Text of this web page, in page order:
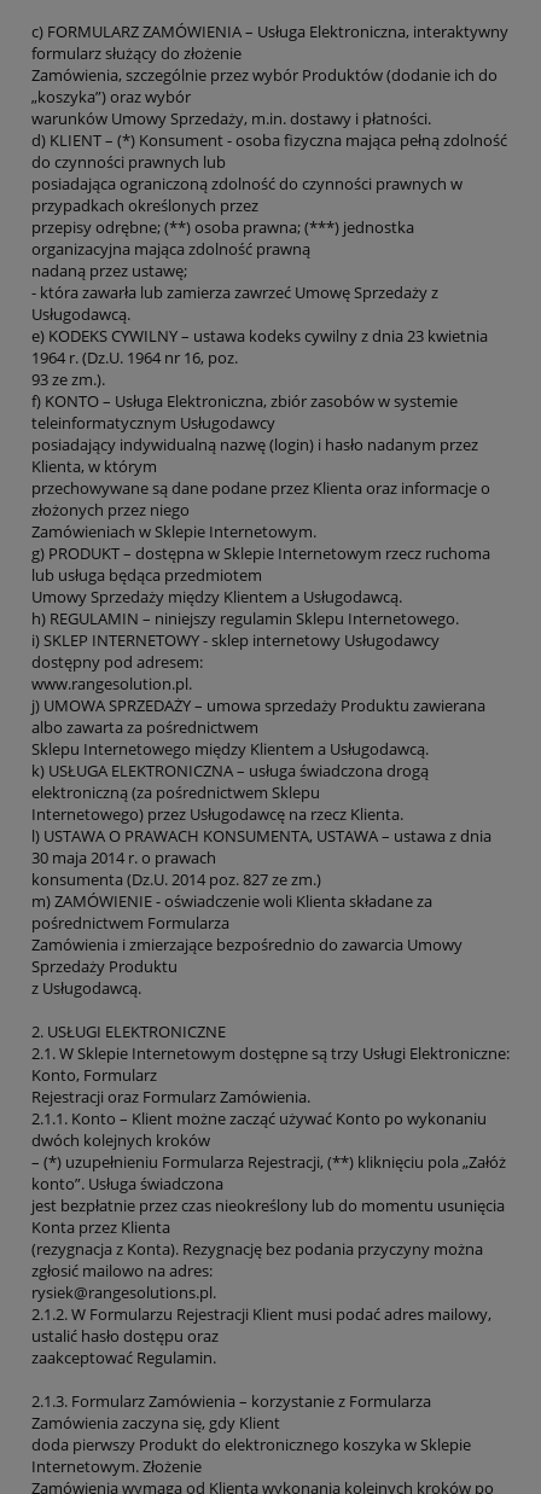
c) FORMULARZ ZAMÓWIENIA – Usługa Elektroniczna, interaktywny
formularz służący do złożenie
Zamówienia, szczególnie przez wybór Produktów (dodanie ich do
„koszyka”) oraz wybór
warunków Umowy Sprzedaży, m.in. dostawy i płatności.
d) KLIENT – (*) Konsument - osoba fizyczna mająca pełną zdolność
do czynności prawnych lub
posiadająca ograniczoną zdolność do czynności prawnych w
przypadkach określonych przez
przepisy odrębne; (**) osoba prawna; (***) jednostka
organizacyjna mająca zdolność prawną
nadaną przez ustawę;
- która zawarła lub zamierza zawrzeć Umowę Sprzedaży z
Usługodawcą.
e) KODEKS CYWILNY – ustawa kodeks cywilny z dnia 23 kwietnia
1964 r. (Dz.U. 1964 nr 16, poz.
93 ze zm.).
f) KONTO – Usługa Elektroniczna, zbiór zasobów w systemie
teleinformatycznym Usługodawcy
posiadający indywidualną nazwę (login) i hasło nadanym przez
Klienta, w którym
przechowywane są dane podane przez Klienta oraz informacje o
złożonych przez niego
Zamówieniach w Sklepie Internetowym.
g) PRODUKT – dostępna w Sklepie Internetowym rzecz ruchoma
lub usługa będąca przedmiotem
Umowy Sprzedaży między Klientem a Usługodawcą.
h) REGULAMIN – niniejszy regulamin Sklepu Internetowego.
i) SKLEP INTERNETOWY - sklep internetowy Usługodawcy
dostępny pod adresem:
www.rangesolution.pl.
j) UMOWA SPRZEDAŻY – umowa sprzedaży Produktu zawierana
albo zawarta za pośrednictwem
Sklepu Internetowego między Klientem a Usługodawcą.
k) USŁUGA ELEKTRONICZNA – usługa świadczona drogą
elektroniczną (za pośrednictwem Sklepu
Internetowego) przez Usługodawcę na rzecz Klienta.
l) USTAWA O PRAWACH KONSUMENTA, USTAWA – ustawa z dnia
30 maja 2014 r. o prawach
konsumenta (Dz.U. 2014 poz. 827 ze zm.)
m) ZAMÓWIENIE - oświadczenie woli Klienta składane za
pośrednictwem Formularza
Zamówienia i zmierzające bezpośrednio do zawarcia Umowy
Sprzedaży Produktu
z Usługodawcą.
2. USŁUGI ELEKTRONICZNE
2.1. W Sklepie Internetowym dostępne są trzy Usługi Elektroniczne:
Konto, Formularz
Rejestracji oraz Formularz Zamówienia.
2.1.1. Konto – Klient możne zacząć używać Konto po wykonaniu
dwóch kolejnych kroków
– (*) uzupełnieniu Formularza Rejestracji, (**) kliknięciu pola „Załóż
konto”. Usługa świadczona
jest bezpłatnie przez czas nieokreślony lub do momentu usunięcia
Konta przez Klienta
(rezygnacja z Konta). Rezygnację bez podania przyczyny można
zgłosić mailowo na adres:
rysiek@rangesolutions.pl.
2.1.2. W Formularzu Rejestracji Klient musi podać adres mailowy,
ustalić hasło dostępu oraz
zaakceptować Regulamin.
2.1.3. Formularz Zamówienia – korzystanie z Formularza
Zamówienia zaczyna się, gdy Klient
doda pierwszy Produkt do elektronicznego koszyka w Sklepie
Internetowym. Złożenie
Zamówienia wymaga od Klienta wykonania kolejnych kroków po